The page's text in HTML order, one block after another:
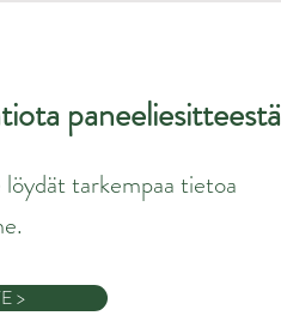
paneeliesitteestä
tarkempaa tietoa
>